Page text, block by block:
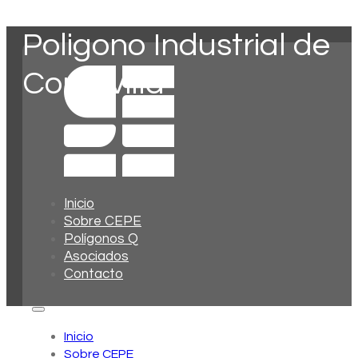
Inicio
Sobre CEPE
Polígonos Q
Asociados
Contacto
Inicio
Sobre CEPE
Poligono Industrial de
Cordovilla